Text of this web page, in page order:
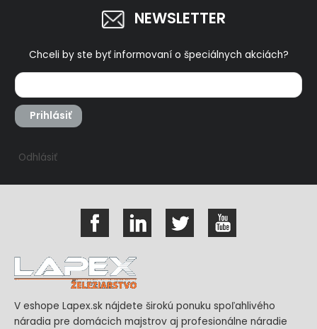
NEWSLETTER
Chceli by ste byť informovaní o špeciálnych akciách?
Prihlásiť
Odhlásiť
V eshope Lapex.sk nájdete širokú ponuku spoľahlivého
náradia pre domácich majstrov aj profesionálne náradie